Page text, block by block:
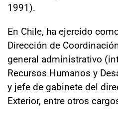
1991).
En Chile, ha ejercido
Dirección de
general administrativo
Recursos Humanos y
y jefe de gabinete del
Exterior, entre otros